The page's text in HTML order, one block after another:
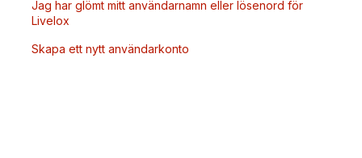
Jag har glömt mitt användarnamn eller lösenord för
Livelox
Skapa ett nytt användarkonto